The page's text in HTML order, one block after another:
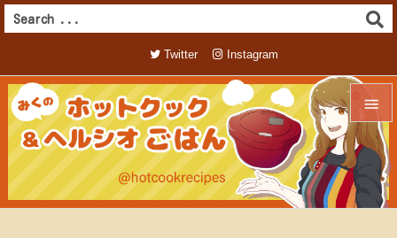


メニュ

サイド
Twitter Instagram